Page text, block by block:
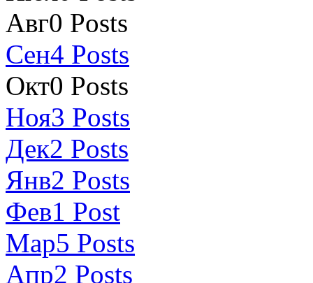
Авг0 Posts
Сен4 Posts
Окт0 Posts
Ноя3 Posts
Дек2 Posts
Янв2 Posts
Фев1 Post
Мар5 Posts
Апр2 Posts